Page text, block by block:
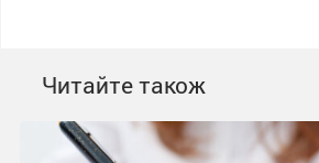
Читайте також